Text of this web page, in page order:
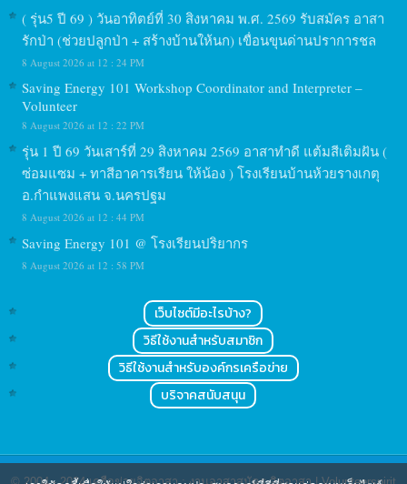
( รุ่น5 ปี 69 ) วันอาทิตย์ที่ 30 สิงหาคม พ.ศ. 2569 รับสมัคร อาสา
รักป่า (ช่วยปลูกป่า + สร้างบ้านให้นก) เขื่อนขุนด่านปราการชล
8 August 2026 at 12 : 24 PM
Saving Energy 101 Workshop Coordinator and Interpreter –
Volunteer
8 August 2026 at 12 : 22 PM
รุ่น 1 ปี 69 วันเสาร์ที่ 29 สิงหาคม 2569 อาสาทำดี แต้มสีเติมฝัน (
ซ่อมแซม + ทาสีอาคารเรียน ให้น้อง ) โรงเรียนบ้านห้วยรางเกตุ
อ.กำแพงแสน จ.นครปฐม
8 August 2026 at 12 : 44 PM
Saving Energy 101 @ โรงเรียนปริยากร
8 August 2026 at 12 : 58 PM
เว็บไซต์มีอะไรบ้าง?
วิธีใช้งานสำหรับสมาชิก
วิธีใช้งานสำหรับองค์กรเครือข่าย
บริจาคสนับสนุน